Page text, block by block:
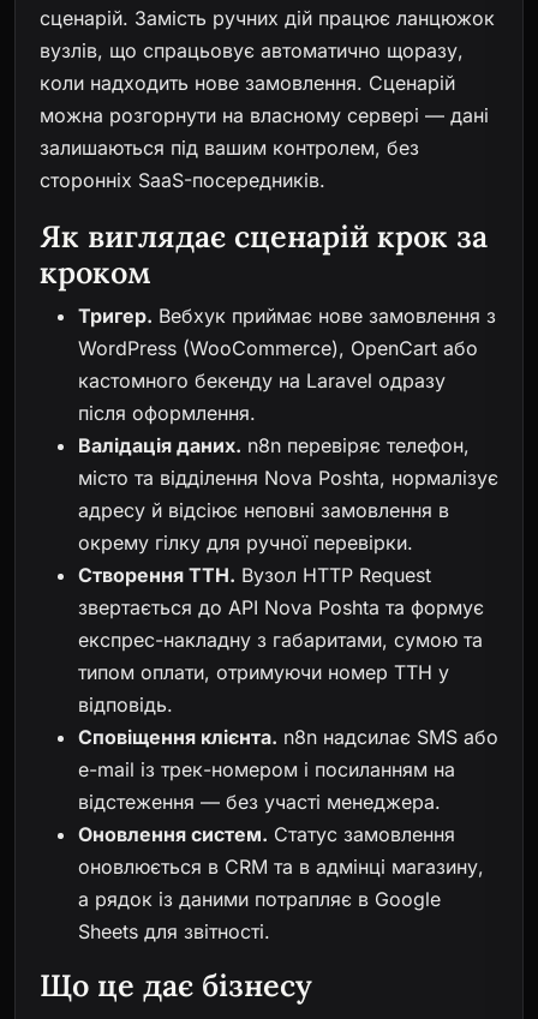
сценарій. Замість ручних дій працює ланцюжок
вузлів, що спрацьовує автоматично щоразу,
коли надходить нове замовлення. Сценарій
можна розгорнути на власному сервері — дані
залишаються під вашим контролем, без
сторонніх SaaS-посередників.
Як виглядає сценарій крок за
кроком
Тригер. Вебхук приймає нове замовлення з
WordPress (WooCommerce), OpenCart або
кастомного бекенду на Laravel одразу
після оформлення.
Валідація даних. n8n перевіряє телефон,
місто та відділення Nova Poshta, нормалізує
адресу й відсіює неповні замовлення в
окрему гілку для ручної перевірки.
Створення ТТН. Вузол HTTP Request
звертається до API Nova Poshta та формує
експрес-накладну з габаритами, сумою та
типом оплати, отримуючи номер ТТН у
відповідь.
Сповіщення клієнта. n8n надсилає SMS або
e-mail із трек-номером і посиланням на
відстеження — без участі менеджера.
Оновлення систем. Статус замовлення
оновлюється в CRM та в адмінці магазину,
а рядок із даними потрапляє в Google
Sheets для звітності.
Що це дає бізнесу